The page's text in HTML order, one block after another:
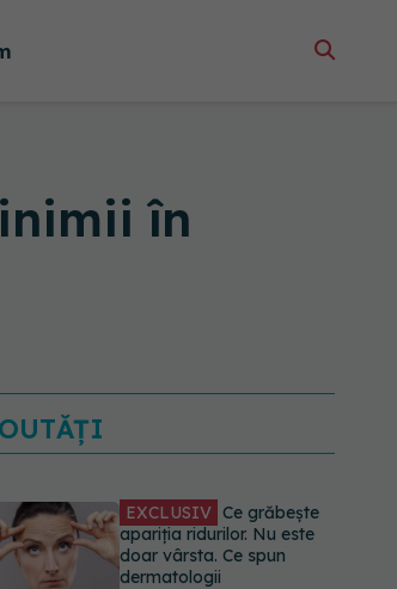
în
EXCLUSIV Ce grăbește
apariția ridurilor. Nu este
doar vârsta. Ce spun
dermatologii